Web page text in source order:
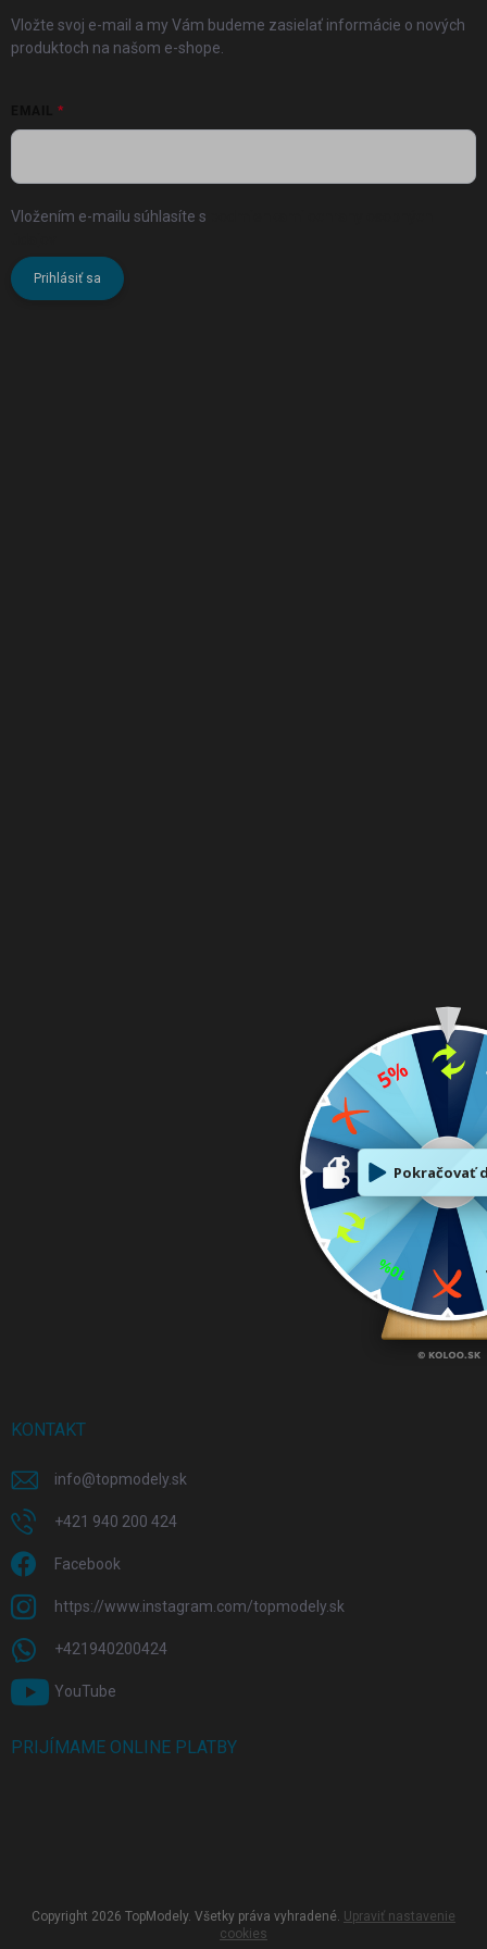
Vložte svoj e-mail a my Vám budeme zasielať informácie o nových
produktoch na našom e-shope.
Vložením e-mailu súhlasíte s
Prihlásiť sa
KONTAKT
info@topmodely.sk
+421 940 200 424
Facebook
https://www.instagram.com/topmodely.sk
+421940200424
YouTube
PRIJÍMAME ONLINE PLATBY
Copyright 2026 TopModely. Všetky práva vyhradené. Upraviť nastavenie
cookies